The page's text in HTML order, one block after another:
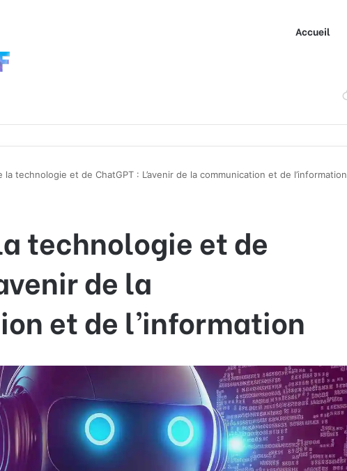
Accueil
la technologie et de ChatGPT : L’avenir de la communication et de l’information
technologie et de
de la
et de l’information